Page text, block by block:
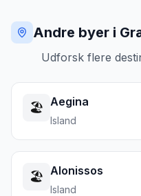
Andre byer i
Udforsk flere
🏖️ Aegina
Island
🏖️ Alonissos
Island